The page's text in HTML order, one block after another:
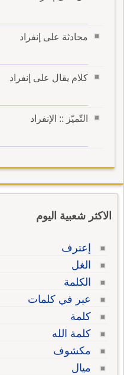
محادثة على إنفراد
كلام يقال على إنفراد
التّميّز :: الإنفراد
الاكثر شعبية اليوم
إعترف
الغل
الكلمة
عبر في كلمات
كلمة
كلمة الله
مكشوف
ميال